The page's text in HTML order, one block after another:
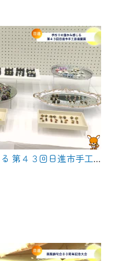
【日進】手作りの温かみ感じる 第４３回日進市手工芸連盟展